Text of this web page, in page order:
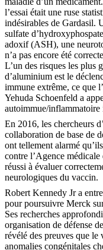
l’essai était une ruse
indésirables de Gardasil.
sulfate
adoxif (ASH), une
n’a pas encore été
L’un des risques les plus
d’aluminium est le
immune extrême, ce que
Yehuda Schoenfeld a
autoimmue/
En 2016, les chercheurs
collaboration de base de
ont tellement alarmé
contre l’Agence
réussi à évaluer
neurologiques du vaccin.
Robert Kennedy Jr a
pour poursuivre Merck
Ses recherches
organisation de défense
révélé des preuves que le
anomalies congénitales